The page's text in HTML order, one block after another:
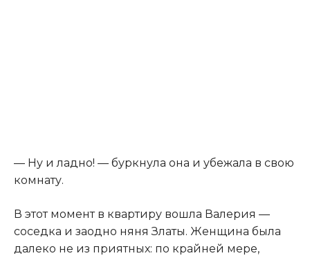
— Ну и ладно! — буркнула она и убежала в свою
комнату.
В этот момент в квартиру вошла Валерия —
соседка и заодно няня Златы. Женщина была
далеко не из приятных: по крайней мере,